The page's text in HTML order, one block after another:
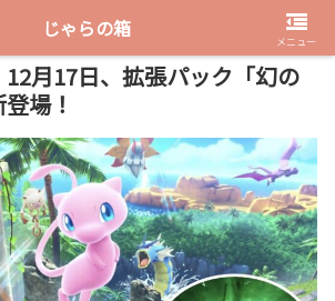
12月17日、拡張パック「幻の
場！
じゃらの箱
メニュー